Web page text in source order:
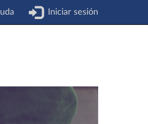
Iniciar sesión